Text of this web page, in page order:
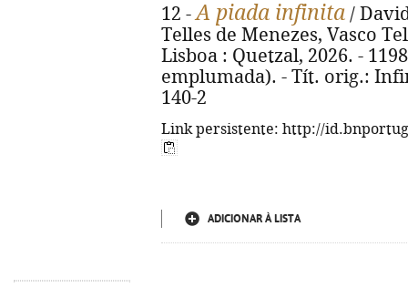
12 -A piada infinita /
Telles de Menezes, Vasco
Lisboa : Quetzal, 2026. -
emplumada). - Tít. orig.:
140-2
Link persistente: http://
ADICIONAR À LISTA